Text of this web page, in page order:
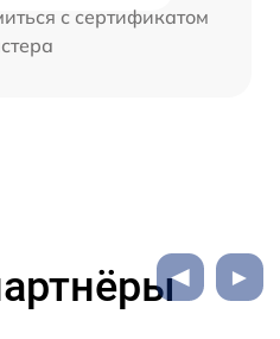
с сертификатом